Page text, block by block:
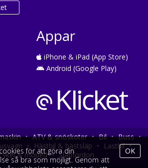
Appar
iPhone & iPad (App Store)
Android (Google Play)
• ATV & snöskoter • Bil • Buss •
• Hästbil & hästsläp • Lastbil •
& moped • Släpfordon
för att göra din
så bra som möjligt. Genom att
OK